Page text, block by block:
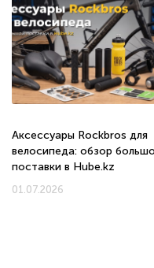
Аксессуары Rockbros для
велосипеда: обзор
поставки в Hube.kz
01.07.2026